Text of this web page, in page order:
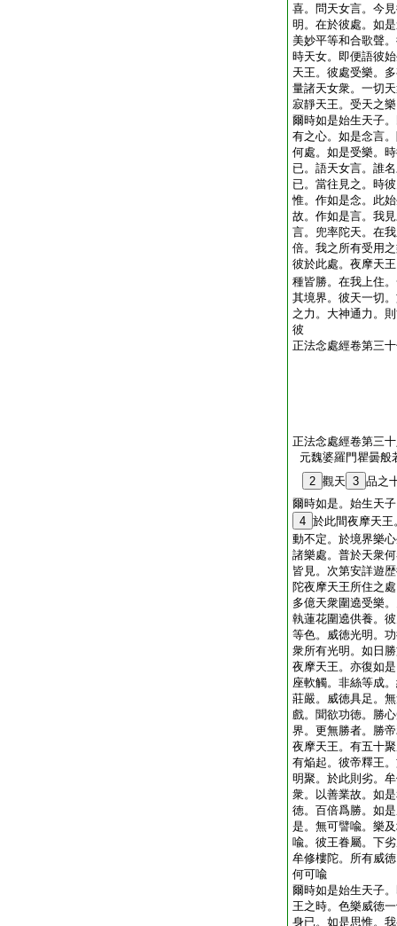
喜。問天女言。今
明。在於彼處。如
美妙平等和合歌聲
時天女。即便語彼
天王。彼處受樂。
量諸天女衆。一切
寂靜天王。受天之樂
爾時如是始生天子
有之心。如是念言
何處。如是受樂。
已。語天女言。誰
已。當往見之。時
惟。作如是念。此
故。作如是言。我
言。兜率陀天。在
倍。我之所有受用
彼於此處。夜摩天
種皆勝。在我上住
其境界。彼天一切
之力。大神通力。
彼
正法念處經卷第三
正法念處經卷第三
元魏婆羅門瞿曇般
2 觀天 3 品之
爾時如是。始生天
4 於此間夜摩天
動不定。於境界樂
諸樂處。普於天衆
皆見。次第安詳遊
陀夜摩天王所住之
多億天衆圍遶受樂
執蓮花圍遶供養。
等色。威徳光明。
衆所有光明。如日
夜摩天王。亦復如
座軟觸。非絲等成
莊嚴。威徳具足。
戲。聞欲功徳。勝
界。更無勝者。勝
夜摩天王。有五十
有焔起。彼帝釋王
明聚。於此則劣。
衆。以善業故。如
徳。百倍爲勝。如
是。無可譬喩。樂
喩。彼王眷屬。下
牟修樓陀。所有威
何可喩
爾時如是始生天子
王之時。色樂威徳
身已。如是思惟。